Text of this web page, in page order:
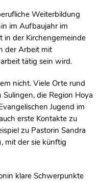
Weiterbildung
im Aufbaujahr im
in der Kirchengemeinde
der Arbeit mit
tätig sein wird.
nicht. Viele Orte rund
die Region Hoya
Jugend im
erste Kontakte zu
zu Pastorin Sandra
mit der sie künftig
klare Schwerpunkte